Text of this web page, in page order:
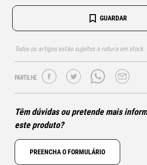
GUARDAR
Todos os artigos estão sujeitos a rotura em stock.
PARTILHE
Têm dúvidas ou pretende mais
este produto?
PREENCHA O FORMULÁRIO